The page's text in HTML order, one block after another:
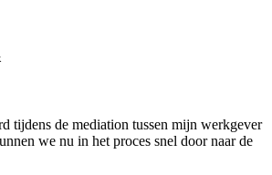
tijdens de mediation tussen mijn werkgever
we nu in het proces snel door naar de